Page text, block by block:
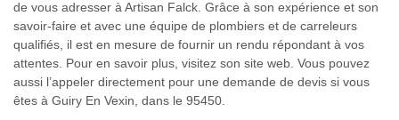
de vous adresser à Artisan Falck. Grâce à son expérience et son
savoir-faire et avec une équipe de plombiers et de carreleurs
qualifiés, il est en mesure de fournir un rendu répondant à vos
attentes. Pour en savoir plus, visitez son site web. Vous pouvez
aussi l’appeler directement pour une demande de devis si vous
êtes à Guiry En Vexin, dans le 95450.